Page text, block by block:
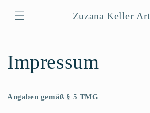
zum
Inhalt
Zuzana Keller Art
Impressum
Angaben gemäß § 5 TMG